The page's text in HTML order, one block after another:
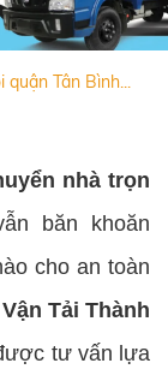
Tân Bình...
nhà trọn
băn khoăn
cho an toàn
Vận Tải Thành
tư vấn lựa